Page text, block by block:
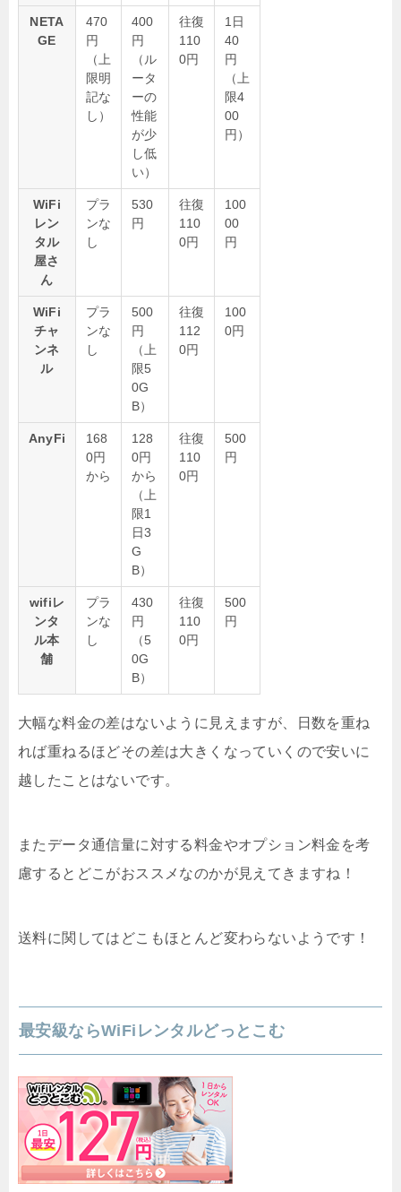
NETA
GE
470
円
（上
限明
記な
し）
400
円
（ル
ータ
ーの
性能
が少
し低
い）
往復
110
0円
1日
40
円
（上
限4
00
円）
WiFi
レン
タル
屋さ
ん
プラ
ンな
し
530
円
往復
110
0円
100
00
円
WiFi
チャ
ンネ
ル
プラ
ンな
し
500
円
（上
限5
0G
B）
往復
112
0円
100
0円
AnyFi
168
0円
から
128
0円
から
（上
限1
日3
G
B）
往復
110
0円
500
円
wifiレ
ンタ
ル本
舗
プラ
ンな
し
430
円
（5
0G
B）
往復
110
0円
500
円
大幅な料金の差はないように見えますが、日数を重ね
れば重ねるほどその差は大きくなっていくので安いに
越したことはないです。
またデータ通信量に対する料金やオプション料金を考
慮するとどこがおススメなのかが見えてきますね！
送料に関してはどこもほとんど変わらないようです！
最安級ならWiFiレンタルどっとこむ